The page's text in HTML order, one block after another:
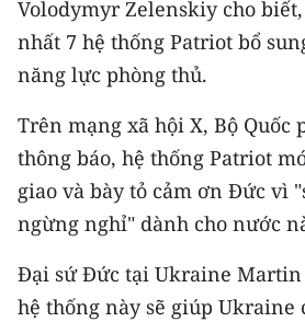
KIỂM CHỨNG THÔNG TIN
54 DÂN TỘC VIỆT NAM
CHƯƠNG TRÌNH OCOP - MỖI XÃ
MỘT SẢN PHẨM
RADIO
Volodymyr Zelenskiy cho
nhất 7 hệ thống Patriot bổ
năng lực phòng thủ.
Trên mạng xã hội X, Bộ Quốc
thông báo, hệ thống Patriot
giao và bày tỏ cảm ơn Đức vì
ngừng nghỉ" dành cho nước
Đại sứ Đức tại Ukraine Martin
hệ thống này sẽ giúp